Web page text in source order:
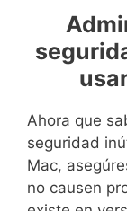
Ahora que
seguridad
Mac,
no causen